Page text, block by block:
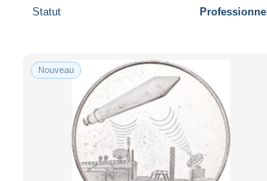
Statut Professionnel
Nouveau